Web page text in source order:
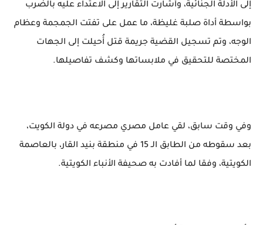
إلى الأدلة الجنائية، وأشارت التقارير إلى الاعتداء عليه بالضرب
بواسطة أداة صلبة غليظة، ما عمل على تفتت الجمجمة وعظام
الوجه، وتم تسجيل القضية جريمة قتل أُحيلت إلى الجهات
المختصة للتحقيق في ملابساتها وكشف تفاصيلها.
وفي وقت سابق، لقي عامل مصري مصرعه في دولة الكويت،
بعد سقوطه من الطابق الـ 15 في منطقة بنيد القار، بالعاصمة
الكويتية، وفقا لما أفادت به صحيفة الأنباء الكويتية.